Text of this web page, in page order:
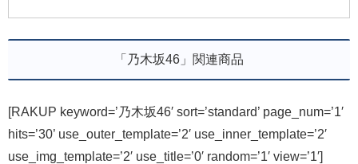
「乃木坂46」関連商品
[RAKUP keyword=’乃木坂46′ sort=’standard’ page_num=’1′
hits=’30’ use_outer_template=’2′ use_inner_template=’2′
use_img_template=’2′ use_title=’0′ random=’1′ view=’1′]